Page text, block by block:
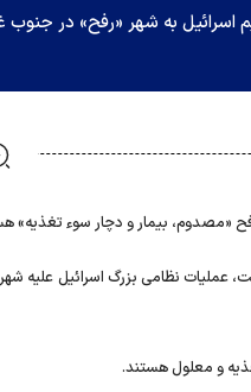
به شهر «رفح» در جنوب
عملیات نظامی بزرگ اسرائیل علیه